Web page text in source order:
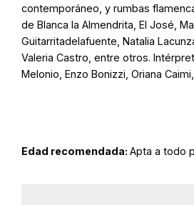
contemporáneo, y rumbas
de Blanca la Almendrita, El José,
Guitarritadelafuente, Natalia
Valeria Castro, entre otros.
Melonio, Enzo Bonizzi, Oriana
Edad recomendada: Apta a todo